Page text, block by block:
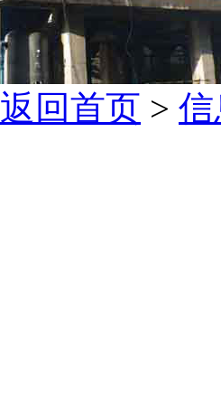
返回首页 >